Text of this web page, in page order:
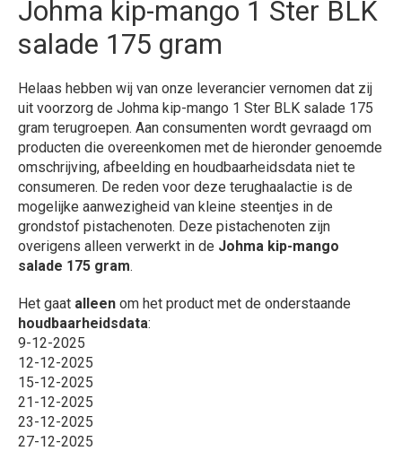
Johma kip-mango 1 Ster BLK
salade 175 gram
Helaas hebben wij van onze leverancier vernomen dat zij
uit voorzorg de Johma kip-mango 1 Ster BLK salade 175
gram terugroepen. Aan consumenten wordt gevraagd om
producten die overeenkomen met de hieronder genoemde
omschrijving, afbeelding en houdbaarheidsdata niet te
consumeren. De reden voor deze terughaalactie is de
mogelijke aanwezigheid van kleine steentjes in de
grondstof pistachenoten. Deze pistachenoten zijn
overigens alleen verwerkt in de Johma kip-mango
salade 175 gram.
Het gaat alleen om het product met de onderstaande
houdbaarheidsdata:
9-12-2025
12-12-2025
15-12-2025
21-12-2025
23-12-2025
27-12-2025